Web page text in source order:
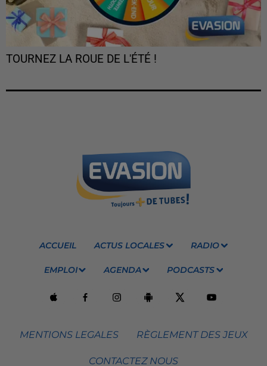
TOURNEZ LA ROUE DE L'ÉTÉ !
ACCUEIL ACTUS LOCALES RADIO
EMPLOI AGENDA PODCASTS
MENTIONS LEGALES RÈGLEMENT DES JEUX
CONTACTEZ NOUS